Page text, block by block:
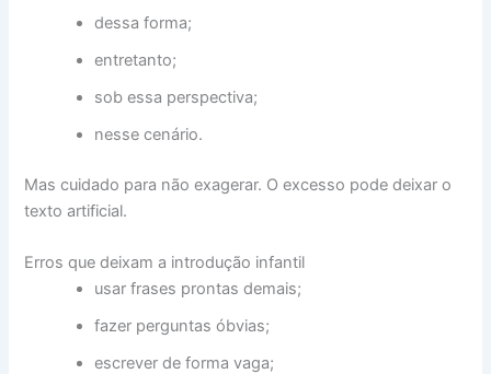
dessa forma;
entretanto;
sob essa perspectiva;
nesse cenário.
Mas cuidado para não exagerar. O excesso pode deixar o
texto artificial.
Erros que deixam a introdução infantil
usar frases prontas demais;
fazer perguntas óbvias;
escrever de forma vaga;